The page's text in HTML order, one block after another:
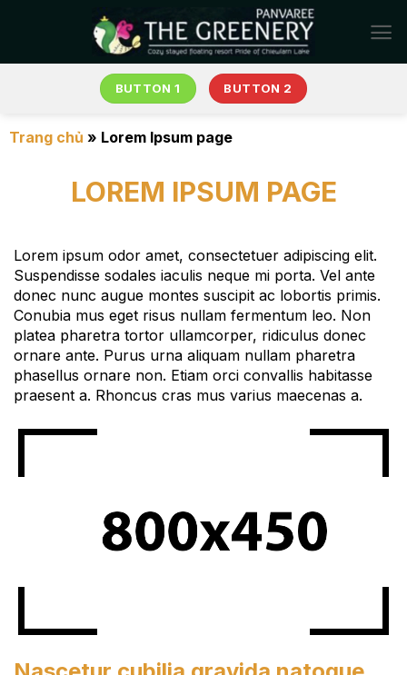
BUTTON 1 BUTTON 2
Trang chủ » Lorem Ipsum page
LOREM IPSUM PAGE
Lorem ipsum odor amet, consectetuer adipiscing elit.
Suspendisse sodales iaculis neque mi porta. Vel ante
donec nunc augue montes suscipit ac lobortis primis.
Conubia mus eget risus nullam fermentum leo. Non
platea pharetra tortor ullamcorper, ridiculus donec
ornare ante. Purus urna aliquam nullam pharetra
phasellus ornare non. Etiam orci convallis habitasse
praesent a. Rhoncus cras mus varius maecenas a.